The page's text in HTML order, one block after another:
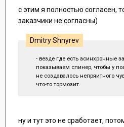
с этим я полностью согласен,
заказчики не согласны)
Dmitry Shnyrev
- везде где есть асинхронные
показываем спинер, чтобы у
не создавалось непряитного
что-то тормозит.
ну и тут это не сработает,